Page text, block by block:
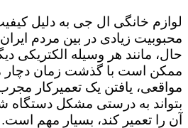
لوازم خانگی ال جی به دلیل کیفیت
محبوبیت زیادی در بین مردم ایران
حال، مانند هر وسیله الکتریکی
ممکن است با گذشت زمان دچار
مواقعی، یافتن یک تعمیرکار
بتواند به درستی مشکل دستگاه
آن را تعمیر کند، بسیار مهم است.